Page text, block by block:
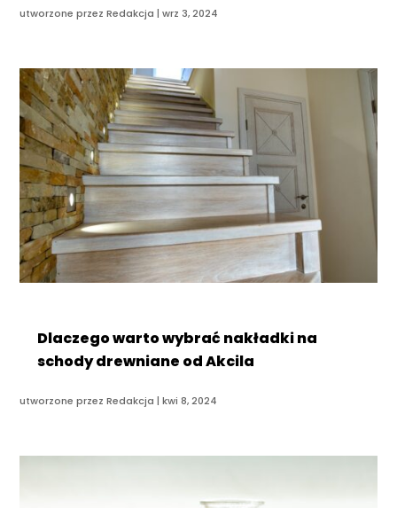
utworzone przezRedakcja |wrz 3, 2024
Dlaczego warto wybrać nakładki na
schody drewniane od Akcila
utworzone przezRedakcja |kwi 8, 2024